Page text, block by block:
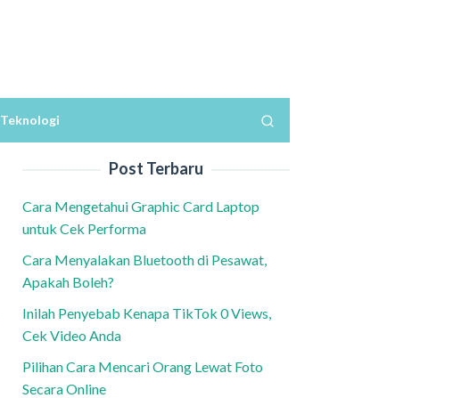
Teknologi
Post Terbaru
Cara Mengetahui Graphic Card Laptop
untuk Cek Performa
Cara Menyalakan Bluetooth di Pesawat,
Apakah Boleh?
Inilah Penyebab Kenapa TikTok 0 Views,
Cek Video Anda
Pilihan Cara Mencari Orang Lewat Foto
Secara Online